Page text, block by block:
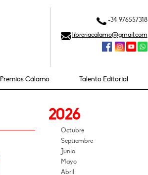
+34 976557318
libreriacalamo@gmail.com
Premios Cálamo Talento Editorial
2026
Octubre
Septiembre
Junio
Mayo
Abril